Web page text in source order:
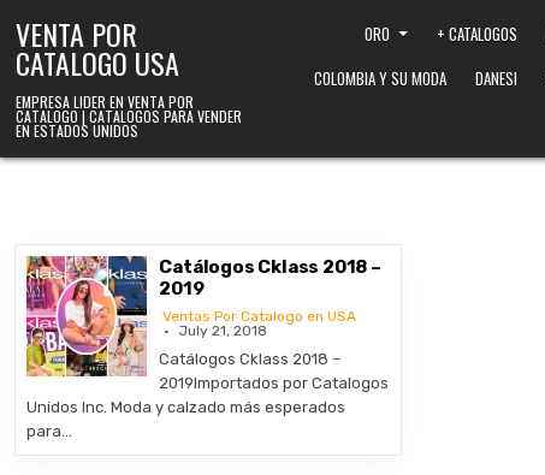
VENTA POR
CATALOGO USA
EMPRESA LIDER EN VENTA POR
CATALOGO | CATALOGOS PARA VENDER
EN ESTADOS UNIDOS
ORO + CATALOGOS
COLOMBIA Y SU MODA
DANESI
Catálogos Cklass 2018 –
2019
Ventas Por Catalogo en USA
July 21, 2018
Catálogos Cklass 2018 –
2019Importados por Catalogos
Unidos Inc. Moda y calzado más esperados
para…